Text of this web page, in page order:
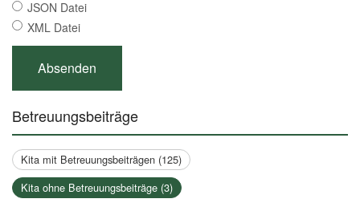
JSON Datei
XML Datei
Betreuungsbeiträge
Kita mit Betreuungsbeiträgen (125)
Kita ohne Betreuungsbeiträge (3)